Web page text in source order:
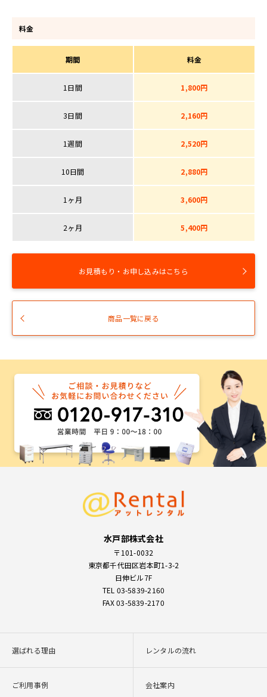
料金
期間 料金
1日間 1,800円
3日間 2,160円
1週間 2,520円
10日間 2,880円
1ヶ月 3,600円
2ヶ月 5,400円
お見積もり・お申し込みはこちら
商品一覧に戻る
水戸部株式会社
〒101-0032
東京都千代田区岩本町1-3-2
日伸ビル7F
TEL 03-5839-2160
FAX 03-5839-2170
選ばれる理由 レンタルの流れ
ご利用事例 会社案内